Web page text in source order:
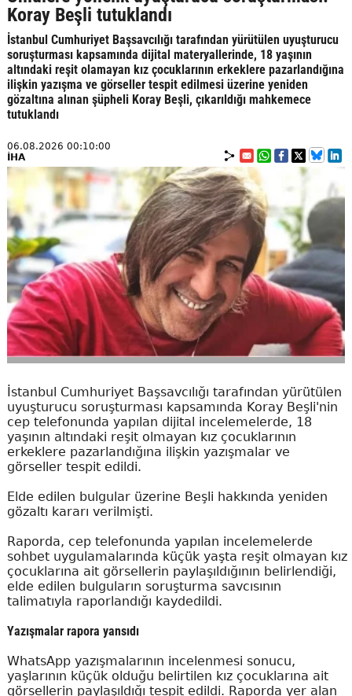
Koray Beşli tutuklandı
İstanbul Cumhuriyet Başsavcılığı tarafından yürütülen uyuşturucu
soruşturması kapsamında dijital materyallerinde, 18 yaşının
altındaki reşit olamayan kız çocuklarının erkeklere pazarlandığına
ilişkin yazışma ve görseller tespit edilmesi üzerine yeniden
gözaltına alınan şüpheli Koray Beşli, çıkarıldığı mahkemece
tutuklandı
06.08.2026 00:10:00
İHA
İstanbul Cumhuriyet Başsavcılığı tarafından yürütülen
uyuşturucu soruşturması kapsamında Koray Beşli'nin
cep telefonunda yapılan dijital incelemelerde, 18
yaşının altındaki reşit olmayan kız çocuklarının
erkeklere pazarlandığına ilişkin yazışmalar ve
görseller tespit edildi.
Elde edilen bulgular üzerine Beşli hakkında yeniden
gözaltı kararı verilmişti.
Raporda, cep telefonunda yapılan incelemelerde
sohbet uygulamalarında küçük yaşta reşit olmayan kız
çocuklarına ait görsellerin paylaşıldığının belirlendiği,
elde edilen bulguların soruşturma savcısının
talimatıyla raporlandığı kaydedildi.
Yazışmalar rapora yansıdı
WhatsApp yazışmalarının incelenmesi sonucu,
yaşlarının küçük olduğu belirtilen kız çocuklarına ait
görsellerin paylaşıldığı tespit edildi. Raporda yer alan